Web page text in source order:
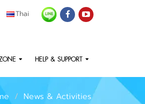
Thai
HELP & SUPPORT
News & Activities